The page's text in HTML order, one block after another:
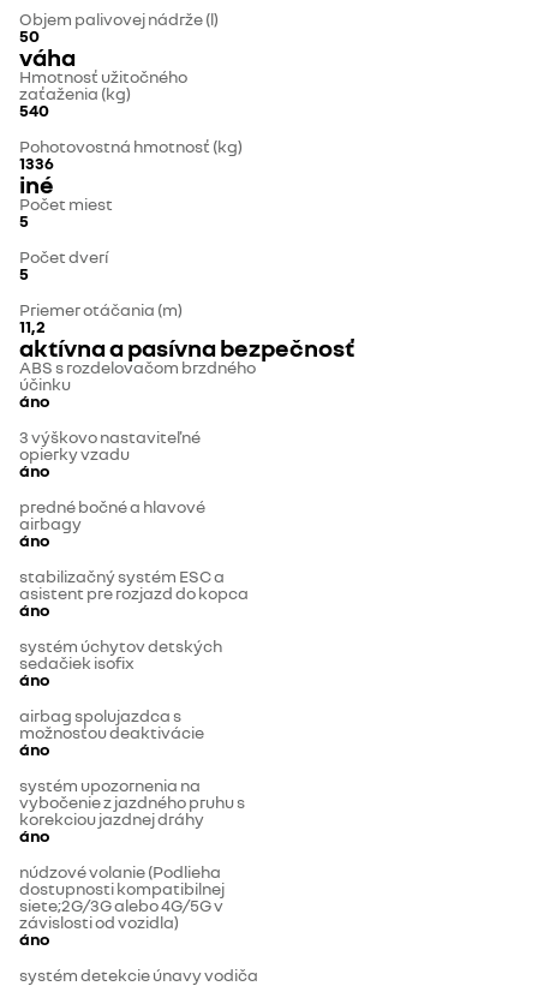
Objem palivovej nádrže (l)
50
váha
Hmotnosť užitočného
zaťaženia (kg)
540
Pohotovostná hmotnosť (kg)
1336
iné
Počet miest
5
Počet dverí
5
Priemer otáčania (m)
11,2
aktívna a pasívna bezpečnosť
ABS s rozdelovačom brzdného
účinku
áno
3 výškovo nastaviteľné
opierky vzadu
áno
predné bočné a hlavové
airbagy
áno
stabilizačný systém ESC a
asistent pre rozjazd do kopca
áno
systém úchytov detských
sedačiek isofix
áno
airbag spolujazdca s
možnosťou deaktivácie
áno
systém upozornenia na
vybočenie z jazdného pruhu s
korekciou jazdnej dráhy
áno
núdzové volanie (Podlieha
dostupnosti kompatibilnej
siete;2G/3G alebo 4G/5G v
závislosti od vozidla)
áno
systém detekcie únavy vodiča